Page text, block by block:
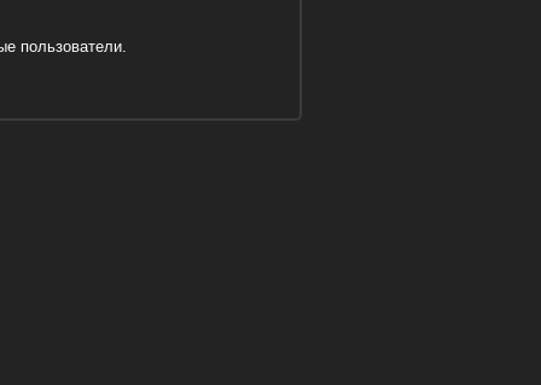
пользователи.